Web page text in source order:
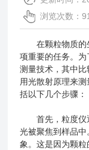
浏览次数：
在颗粒物质的
项重要的任务。
测量技术，其中
用光散射原理来
括以下几个步骤：
首先，粒度仪
光被聚焦到样品
象。这是因为颗